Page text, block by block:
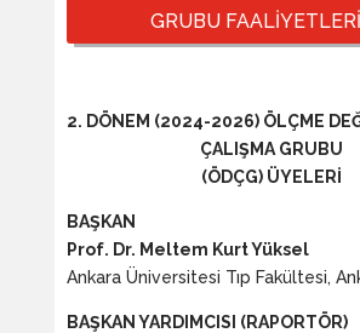
GRUBU
2. DÖNEM (2024-2026) ÖLÇME
ÇALIŞMA GRUBU
(ÖDÇG) ÜYELERİ
BAŞKAN
Prof. Dr. Meltem Kurt Yüksel
Ankara Üniversitesi Tıp Fakültesi,
BAŞKAN YARDIMCISI (RAPORTÖR)